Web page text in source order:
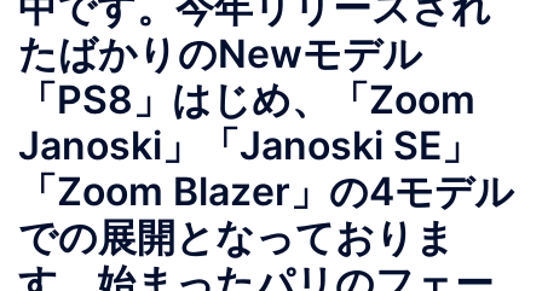
たばかりのNewモデル
「PS8」はじめ、「Zoom
Janoski」「Janoski SE」
「Zoom Blazer」の4モデル
での展開となっておりま